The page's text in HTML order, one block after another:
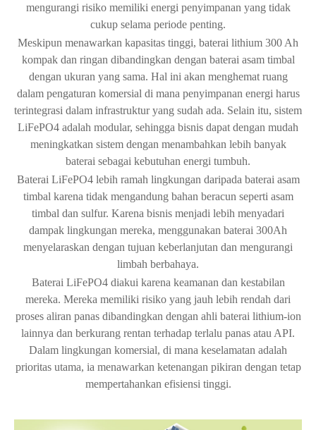
mengurangi risiko memiliki energi penyimpanan yang tidak
cukup selama periode penting.
Meskipun menawarkan kapasitas tinggi, baterai lithium 300 Ah
kompak dan ringan dibandingkan dengan baterai asam timbal
dengan ukuran yang sama. Hal ini akan menghemat ruang
dalam pengaturan komersial di mana penyimpanan energi harus
terintegrasi dalam infrastruktur yang sudah ada. Selain itu, sistem
LiFePO4 adalah modular, sehingga bisnis dapat dengan mudah
meningkatkan sistem dengan menambahkan lebih banyak
baterai sebagai kebutuhan energi tumbuh.
Baterai LiFePO4 lebih ramah lingkungan daripada baterai asam
timbal karena tidak mengandung bahan beracun seperti asam
timbal dan sulfur. Karena bisnis menjadi lebih menyadari
dampak lingkungan mereka, menggunakan baterai 300Ah
menyelaraskan dengan tujuan keberlanjutan dan mengurangi
limbah berbahaya.
Baterai LiFePO4 diakui karena keamanan dan kestabilan
mereka. Mereka memiliki risiko yang jauh lebih rendah dari
proses aliran panas dibandingkan dengan ahli baterai lithium-ion
lainnya dan berkurang rentan terhadap terlalu panas atau API.
Dalam lingkungan komersial, di mana keselamatan adalah
prioritas utama, ia menawarkan ketenangan pikiran dengan tetap
mempertahankan efisiensi tinggi.